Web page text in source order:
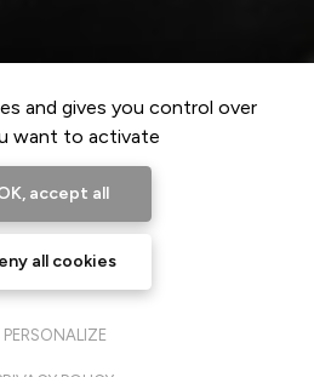
and gives you control over
want to activate
accept all
all cookies
PERSONALIZE